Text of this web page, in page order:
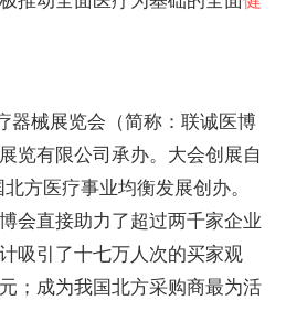
器械展览会（简称：联诚医博
览有限公司承办。大会创展自
方医疗事业均衡发展创办。
会直接助力了超过两千家企业
吸引了十七万人次的买家观
；成为我国北方采购商最为活